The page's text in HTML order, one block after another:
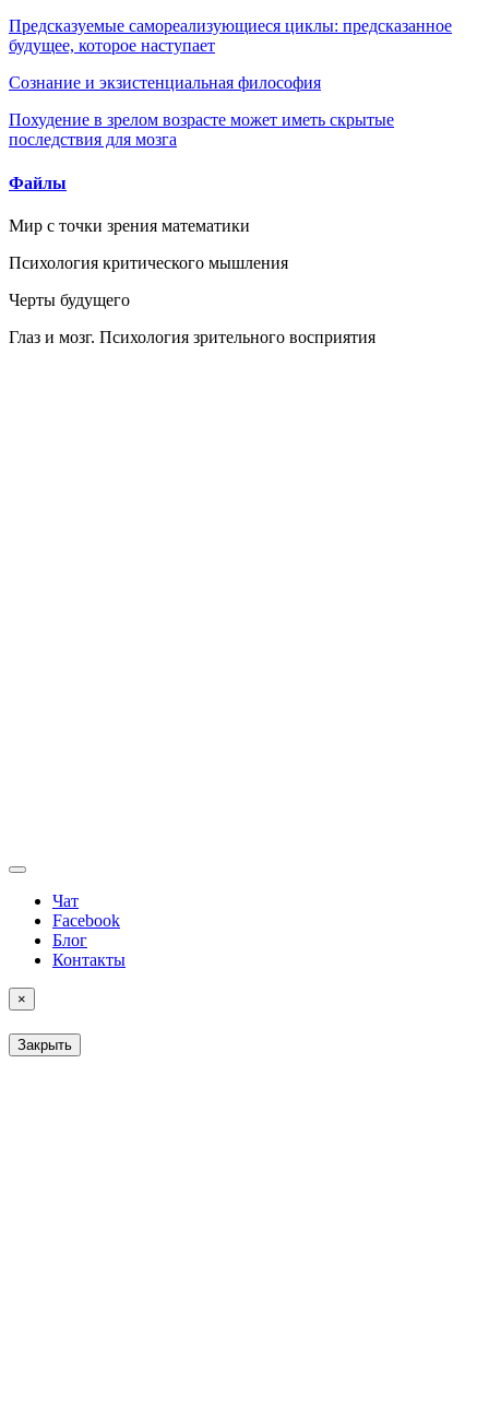
Предсказуемые самореализующиеся циклы: предсказанное
будущее, которое наступает
Сознание и экзистенциальная философия
Похудение в зрелом возрасте может иметь скрытые
последствия для мозга
Файлы
Мир с точки зрения математики
Психология критического мышления
Черты будущего
Глаз и мозг. Психология зрительного восприятия
Чат
Facebook
Блог
Контакты
×
Закрыть